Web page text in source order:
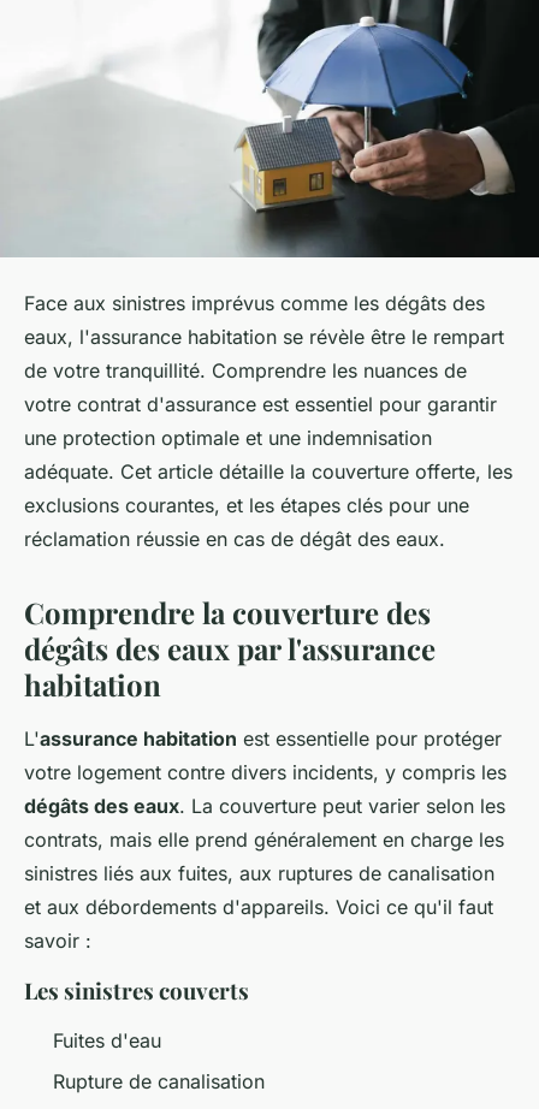
Face aux sinistres imprévus comme les dégâts des
eaux, l'assurance habitation se révèle être le rempart
de votre tranquillité. Comprendre les nuances de
votre contrat d'assurance est essentiel pour garantir
une protection optimale et une indemnisation
adéquate. Cet article détaille la couverture offerte, les
exclusions courantes, et les étapes clés pour une
réclamation réussie en cas de dégât des eaux.
Comprendre la couverture des
dégâts des eaux par l'assurance
habitation
L'assurance habitation est essentielle pour protéger
votre logement contre divers incidents, y compris les
dégâts des eaux. La couverture peut varier selon les
contrats, mais elle prend généralement en charge les
sinistres liés aux fuites, aux ruptures de canalisation
et aux débordements d'appareils. Voici ce qu'il faut
savoir :
Les sinistres couverts
Fuites d'eau
Rupture de canalisation